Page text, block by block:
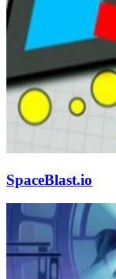
SpaceBlast.io